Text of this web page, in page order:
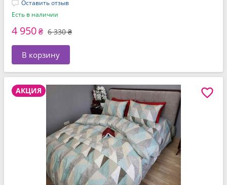
Оставить отзыв
Есть в наличии
4 950₴ 6 330 ₴
В корзину
АКЦИЯ